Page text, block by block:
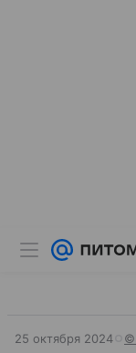
25 октября 2024 ©